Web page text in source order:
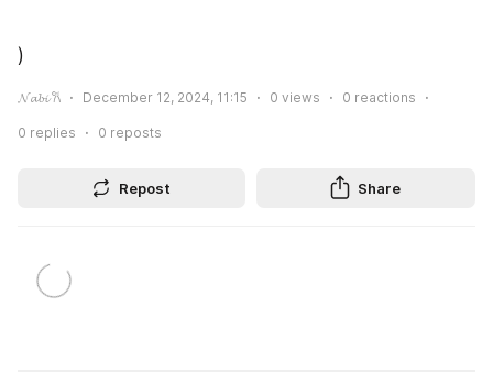
)
𝓝𝓪𝓫𝓲 𐙚 December 12, 2024, 11:15 0 views 0 reactions
0 replies 0 reposts
Repost Share